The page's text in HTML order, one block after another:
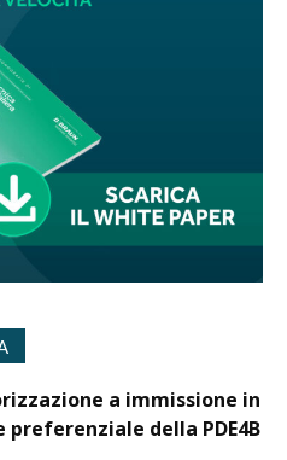
a immissione in
della PDE4B